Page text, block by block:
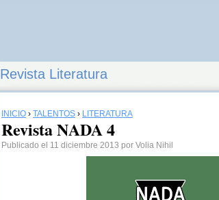
Revista Literatura
INICIO › TALENTOS › LITERATURA
Revista NADA 4
Publicado el 11 diciembre 2013 por Volia Nihil